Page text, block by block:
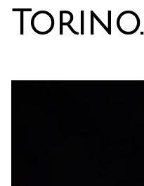
Torino.